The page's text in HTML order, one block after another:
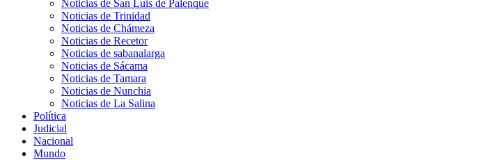
Noticias de San Luis de Palenque
Noticias de Trinidad
Noticias de Chámeza
Noticias de Recetor
Noticias de sabanalarga
Noticias de Sácama
Noticias de Tamara
Noticias de Nunchia
Noticias de La Salina
Política
Judicial
Nacional
Mundo